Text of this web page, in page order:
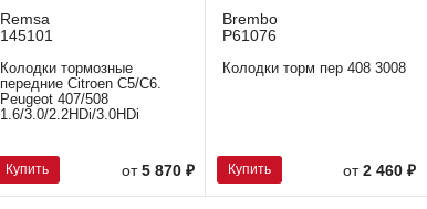
Remsa
145101
Колодки тормозные
передние Citroen C5/C6.
Peugeot 407/508
1.6/3.0/2.2HDi/3.0HDi
Купить от 5 870 ₽
Brembo
P61076
Колодки торм пер 408 3008
Купить от2 460 ₽